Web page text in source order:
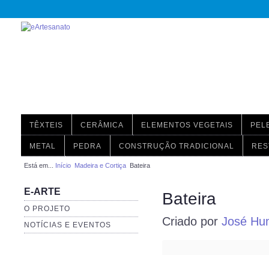
TÊXTEIS CERÂMICA ELEMENTOS VEGETAIS
METAL PEDRA CONSTRUÇÃO TRADICIONAL
Está em... Início Madeira e Cortiça Bateira
E-ARTE
O PROJETO
NOTÍCIAS E EVENTOS
Bateira
Criado por José